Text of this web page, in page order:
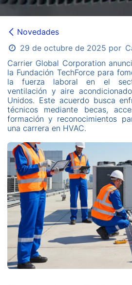
Novedades
29 de octubre de 2025 por
Carrier Global Corporation
la Fundación TechForce para
la fuerza laboral en el
ventilación y aire
Unidos. Este acuerdo busca
técnicos mediante becas,
formación y reconocimientos
una carrera en HVAC.